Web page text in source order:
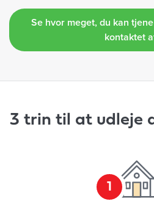
Se hvor meget, du kan
kontaktet
3 trin til at udleje
1